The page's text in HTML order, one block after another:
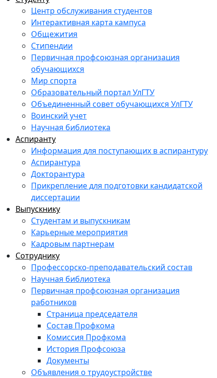
Центр обслуживания студентов
Интерактивная карта кампуса
Общежития
Стипендии
Первичная профсоюзная организация
обучающихся
Мир спорта
Образовательный портал УлГТУ
Объединенный совет обучающихся УлГТУ
Воинский учет
Научная библиотека
Аспиранту
Информация для поступающих в аспирантуру
Аспирантура
Докторантура
Прикрепление для подготовки кандидатской
диссертации
Выпускнику
Студентам и выпускникам
Карьерные мероприятия
Кадровым партнерам
Сотруднику
Профессорско-преподавательский состав
Научная библиотека
Первичная профсоюзная организация
работников
Страница председателя
Состав Профкома
Комиссия Профкома
История Профсоюза
Документы
Объявления о трудоустройстве